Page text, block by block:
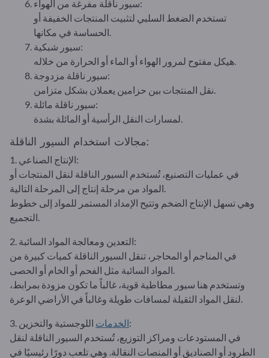
سيور ناقلة مفرغة من الهواء:
تستخدم الضغط السلبي لتثبيت المنتجات الخفيفة أو
الحساسة في مكانها.
سيور شبكية:
هيكل مفتوح لمرور الهواء أو الماء أو الحرارة من خلاله.
سيور ناقلة مزدوجة:
نقل المنتجات بين حزامين يعملان بشكل متزامن.
سيور ناقلة مائلة:
لمسارات النقل الرأسية أو المائلة بشدة.
مجالات استخدام السيور الناقلة:
1. الإنتاج الصناعي:
في عمليات التصنيع، تُستخدم السيور الناقلة لنقل المنتجات أو
المواد من مرحلة إنتاج إلى المرحلة التالية.
وهي تسهل الإنتاج الضخم وتتيح الإمداد المستمر للمواد إلى خطوط
التجميع.
2. التعدين ومعالجة المواد السائبة:
في المناجم أو المحاجر، تنقل السيور الناقلة كميات كبيرة من
المواد السائبة مثل الفحم أو الخام أو الحصى.
وتستخدم هنا سيور مطاطية قوية، غالباً ما تكون مزودة بمرابط،
لنقل المواد الثقيلة لمسافات طويلة وغالباً في الأراضي الوعرة.
3. الخدماتاللوجستية والتخزين:
في المستودعات ومراكز التوزيع، تُستخدم السيور الناقلة لنقل
الطرود أو الصناديق أو المنصات النقالة. وهي تلعب دورًا رئيسيًا في